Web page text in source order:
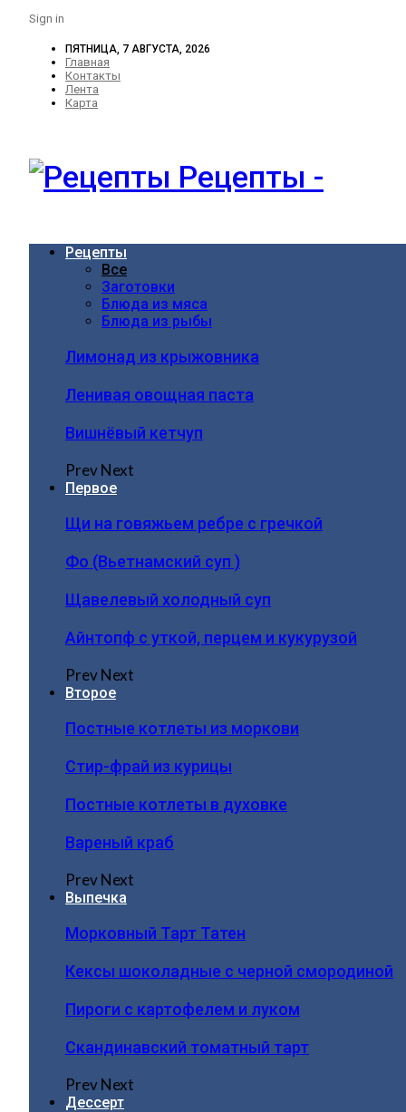
Sign in
ПЯТНИЦА, 7 АВГУСТА, 2026
Главная
Контакты
Лента
Карта
Рецепты -
Рецепты
Все
Заготовки
Блюда из мяса
Блюда из рыбы
Лимонад из крыжовника
Ленивая овощная паста
Вишнёвый кетчуп
PrevNext
Первое
Щи на говяжьем ребре с гречкой
Фо (Вьетнамский суп )
Щавелевый холодный суп
Айнтопф с уткой, перцем и кукурузой
PrevNext
Второе
Постные котлеты из моркови
Стир-фрай из курицы
Постные котлеты в духовке
Вареный краб
PrevNext
Выпечка
Морковный Тарт Татен
Кексы шоколадные с черной смородиной
Пироги c картофелем и луком
Скандинавский томатный тарт
PrevNext
Дессерт